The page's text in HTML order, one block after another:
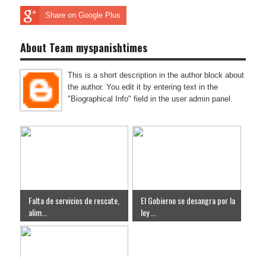
Share on Google Plus
About Team myspanishtimes
This is a short description in the author block about
the author. You edit it by entering text in the
"Biographical Info" field in the user admin panel.
Falta de servicios de rescate,
alim...
El Gobierno se desangra por la
ley ...